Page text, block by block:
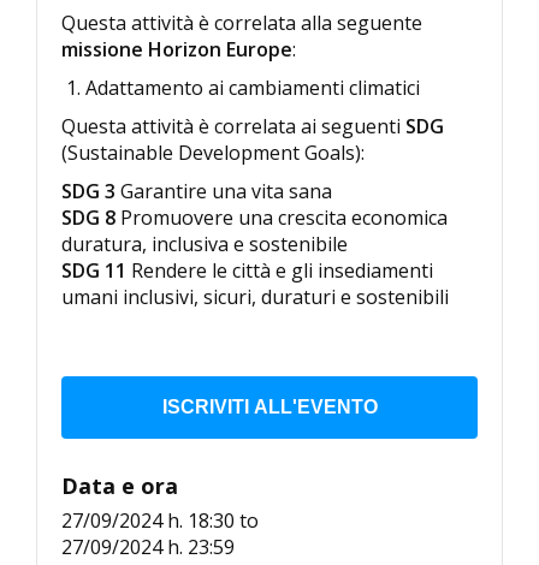
Questa attività è correlata alla seguente
missione Horizon Europe:
Adattamento ai cambiamenti climatici
Questa attività è correlata ai seguenti SDG
(Sustainable Development Goals):
SDG 3 Garantire una vita sana
SDG 8 Promuovere una crescita economica
duratura, inclusiva e sostenibile
SDG 11 Rendere le città e gli insediamenti
umani inclusivi, sicuri, duraturi e sostenibili
ISCRIVITI ALL'EVENTO
Data e ora
27/09/2024 h. 18:30 to
27/09/2024 h. 23:59